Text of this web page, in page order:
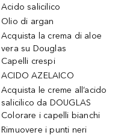
Acido salicilico
Olio di argan
Acquista la crema di aloe
vera su Douglas
Capelli crespi
ACIDO AZELAICO
Acquista le creme all’acido
salicilico da DOUGLAS
Colorare i capelli bianchi
Rimuovere i punti neri